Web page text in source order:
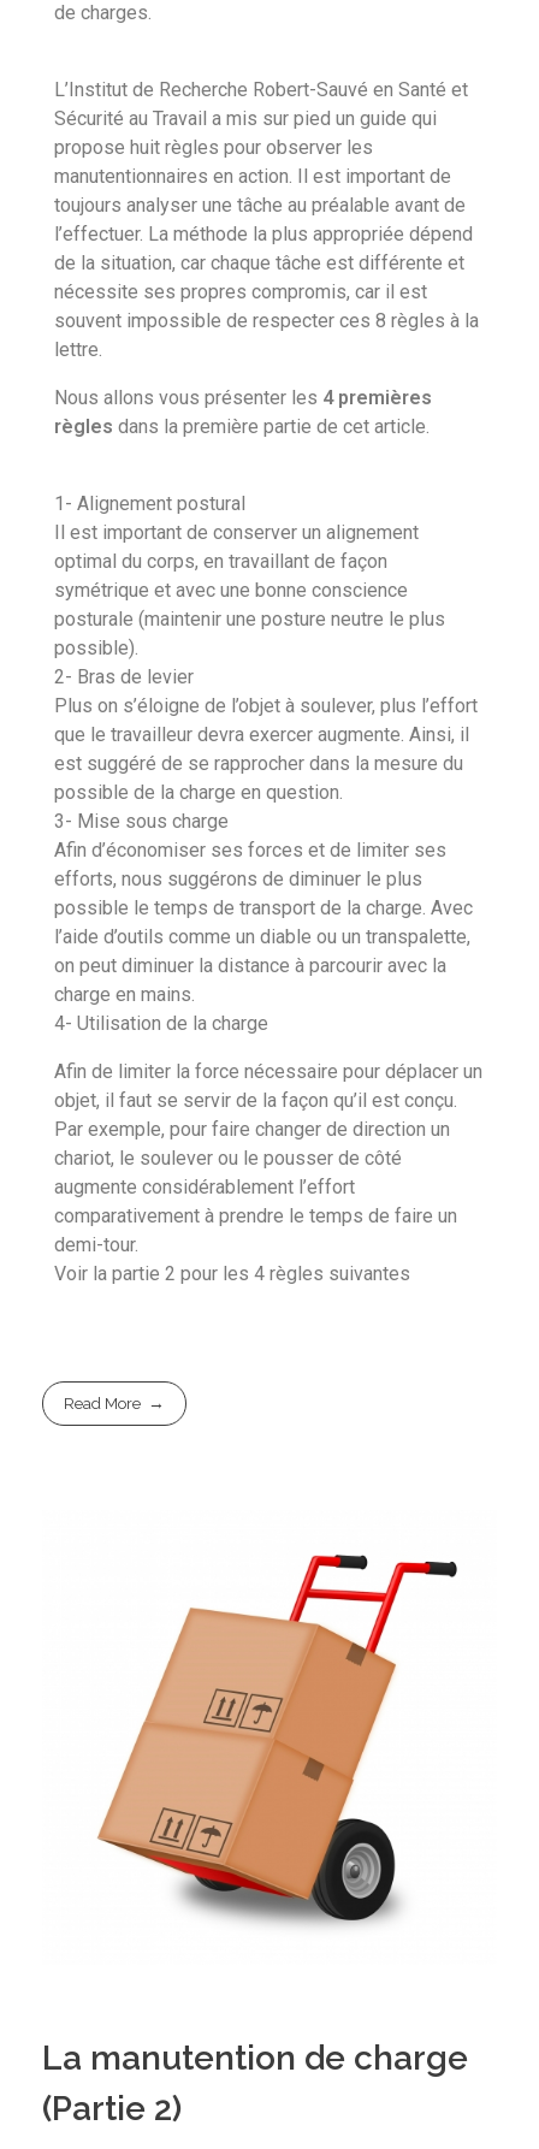
de charges.
L’Institut de Recherche Robert-Sauvé en Santé et
Sécurité au Travail a mis sur pied un guide qui
propose huit règles pour observer les
manutentionnaires en action. Il est important de
toujours analyser une tâche au préalable avant de
l’effectuer. La méthode la plus appropriée dépend
de la situation, car chaque tâche est différente et
nécessite ses propres compromis, car il est
souvent impossible de respecter ces 8 règles à la
lettre.
Nous allons vous présenter les 4 premières
règles dans la première partie de cet article.
1- Alignement postural
Il est important de conserver un alignement
optimal du corps, en travaillant de façon
symétrique et avec une bonne conscience
posturale (maintenir une posture neutre le plus
possible).
2- Bras de levier
Plus on s’éloigne de l’objet à soulever, plus l’effort
que le travailleur devra exercer augmente. Ainsi, il
est suggéré de se rapprocher dans la mesure du
possible de la charge en question.
3- Mise sous charge
Afin d’économiser ses forces et de limiter ses
efforts, nous suggérons de diminuer le plus
possible le temps de transport de la charge. Avec
l’aide d’outils comme un diable ou un transpalette,
on peut diminuer la distance à parcourir avec la
charge en mains.
4- Utilisation de la charge
Afin de limiter la force nécessaire pour déplacer un
objet, il faut se servir de la façon qu’il est conçu.
Par exemple, pour faire changer de direction un
chariot, le soulever ou le pousser de côté
augmente considérablement l’effort
comparativement à prendre le temps de faire un
demi-tour.
Voir la partie 2 pour les 4 règles suivantes
Read More
La manutention de charge
(Partie 2)